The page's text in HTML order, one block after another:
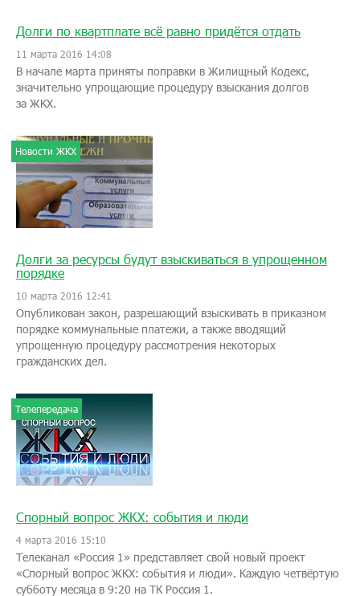
Долги по квартплате всё равно придётся отдать
11 марта 2016 14:08
В начале марта приняты поправки в Жилищный Кодекс,
значительно упрощающие процедуру взыскания долгов
за ЖКХ.
Новости ЖКХ
Долги за ресурсы будут взыскиваться в упрощенном
порядке
10 марта 2016 12:41
Опубликован закон, разрешающий взыскивать в приказном
порядке коммунальные платежи, а также вводящий
упрощенную процедуру рассмотрения некоторых
гражданских дел.
Телепередача
Спорный вопрос ЖКХ: события и люди
4 марта 2016 15:10
Телеканал «Россия 1» представляет свой новый проект
«Спорный вопрос ЖКХ: события и люди». Каждую четвёртую
субботу месяца в 9:20 на ТК Россия 1.